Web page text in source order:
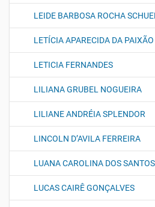
LEIDE BARBOSA ROCHA
LETÍCIA APARECIDA DA PAIXÃO
LETICIA FERNANDES
LILIANA GRUBEL NOGUEIRA
LILIANE ANDRÉIA SPLENDOR
LINCOLN D’AVILA FERREIRA
LUANA CAROLINA DOS SANTOS
LUCAS CAIRÊ GONÇALVES